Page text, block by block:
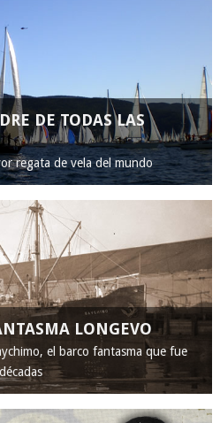
DE TODAS LAS
regata de vela del mundo
LONGEVO
el barco fantasma que fue